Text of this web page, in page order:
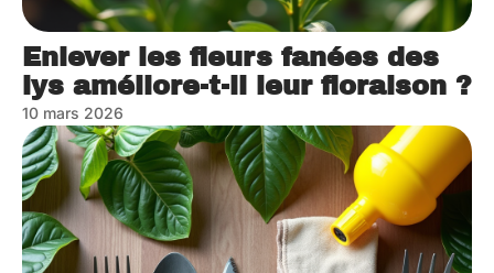
Enlever les fleurs fanées des
lys améliore-t-il leur floraison ?
10 mars 2026